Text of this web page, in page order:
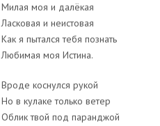
Милая моя и далёкая
Ласковая и неистовая
Как я пытался тебя познать
Любимая моя Истина.
Вроде коснулся рукой
Но в кулаке только ветер
Облик твой под паранджой